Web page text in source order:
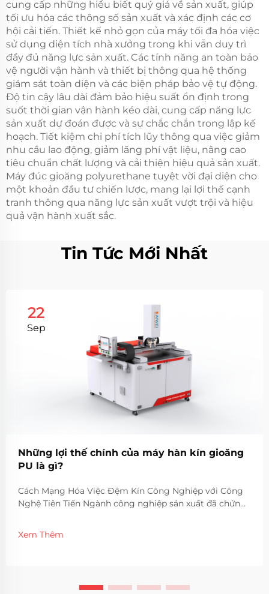
cung cấp những hiểu biết quý giá về sản xuất, giúp
tối ưu hóa các thông số sản xuất và xác định các cơ
hội cải tiến. Thiết kế nhỏ gọn của máy tối đa hóa việc
sử dụng diện tích nhà xưởng trong khi vẫn duy trì
đầy đủ năng lực sản xuất. Các tính năng an toàn bảo
vệ người vận hành và thiết bị thông qua hệ thống
giám sát toàn diện và các biện pháp bảo vệ tự động.
Độ tin cậy lâu dài đảm bảo hiệu suất ổn định trong
suốt thời gian vận hành kéo dài, cung cấp năng lực
sản xuất dự đoán được và sự chắc chắn trong lập kế
hoạch. Tiết kiệm chi phí tích lũy thông qua việc giảm
nhu cầu lao động, giảm lãng phí vật liệu, nâng cao
tiêu chuẩn chất lượng và cải thiện hiệu quả sản xuất.
Máy đúc gioăng polyurethane tuyệt vời đại diện cho
một khoản đầu tư chiến lược, mang lại lợi thế cạnh
tranh thông qua năng lực sản xuất vượt trội và hiệu
quả vận hành xuất sắc.
Tin Tức Mới Nhất
22
Sep
Những lợi thế chính của máy hàn kín gioăng
PU là gì?
Cách Mạng Hóa Việc Đệm Kín Công Nghiệp với Công
Nghệ Tiên Tiến Ngành công nghiệp sản xuất đã chứng
kín, khi máy đệm kín PU nổi lên như một giải pháp đột
phá. Thiết bị tinh vi này...
Xem Thêm